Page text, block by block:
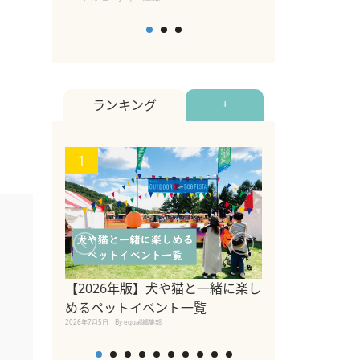
ランキング +
1
【2026年版】犬や猫と一緒に楽し
めるペットイベント一覧
2026年7月5日 By equall編集部